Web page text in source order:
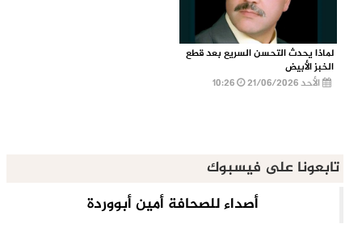
لماذا يحدث التحسن السريع بعد قطع
الخبز الأبيض
الأحد 21/06/2026
تابعونا على فيسبوك